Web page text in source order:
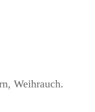
Weihrauch.